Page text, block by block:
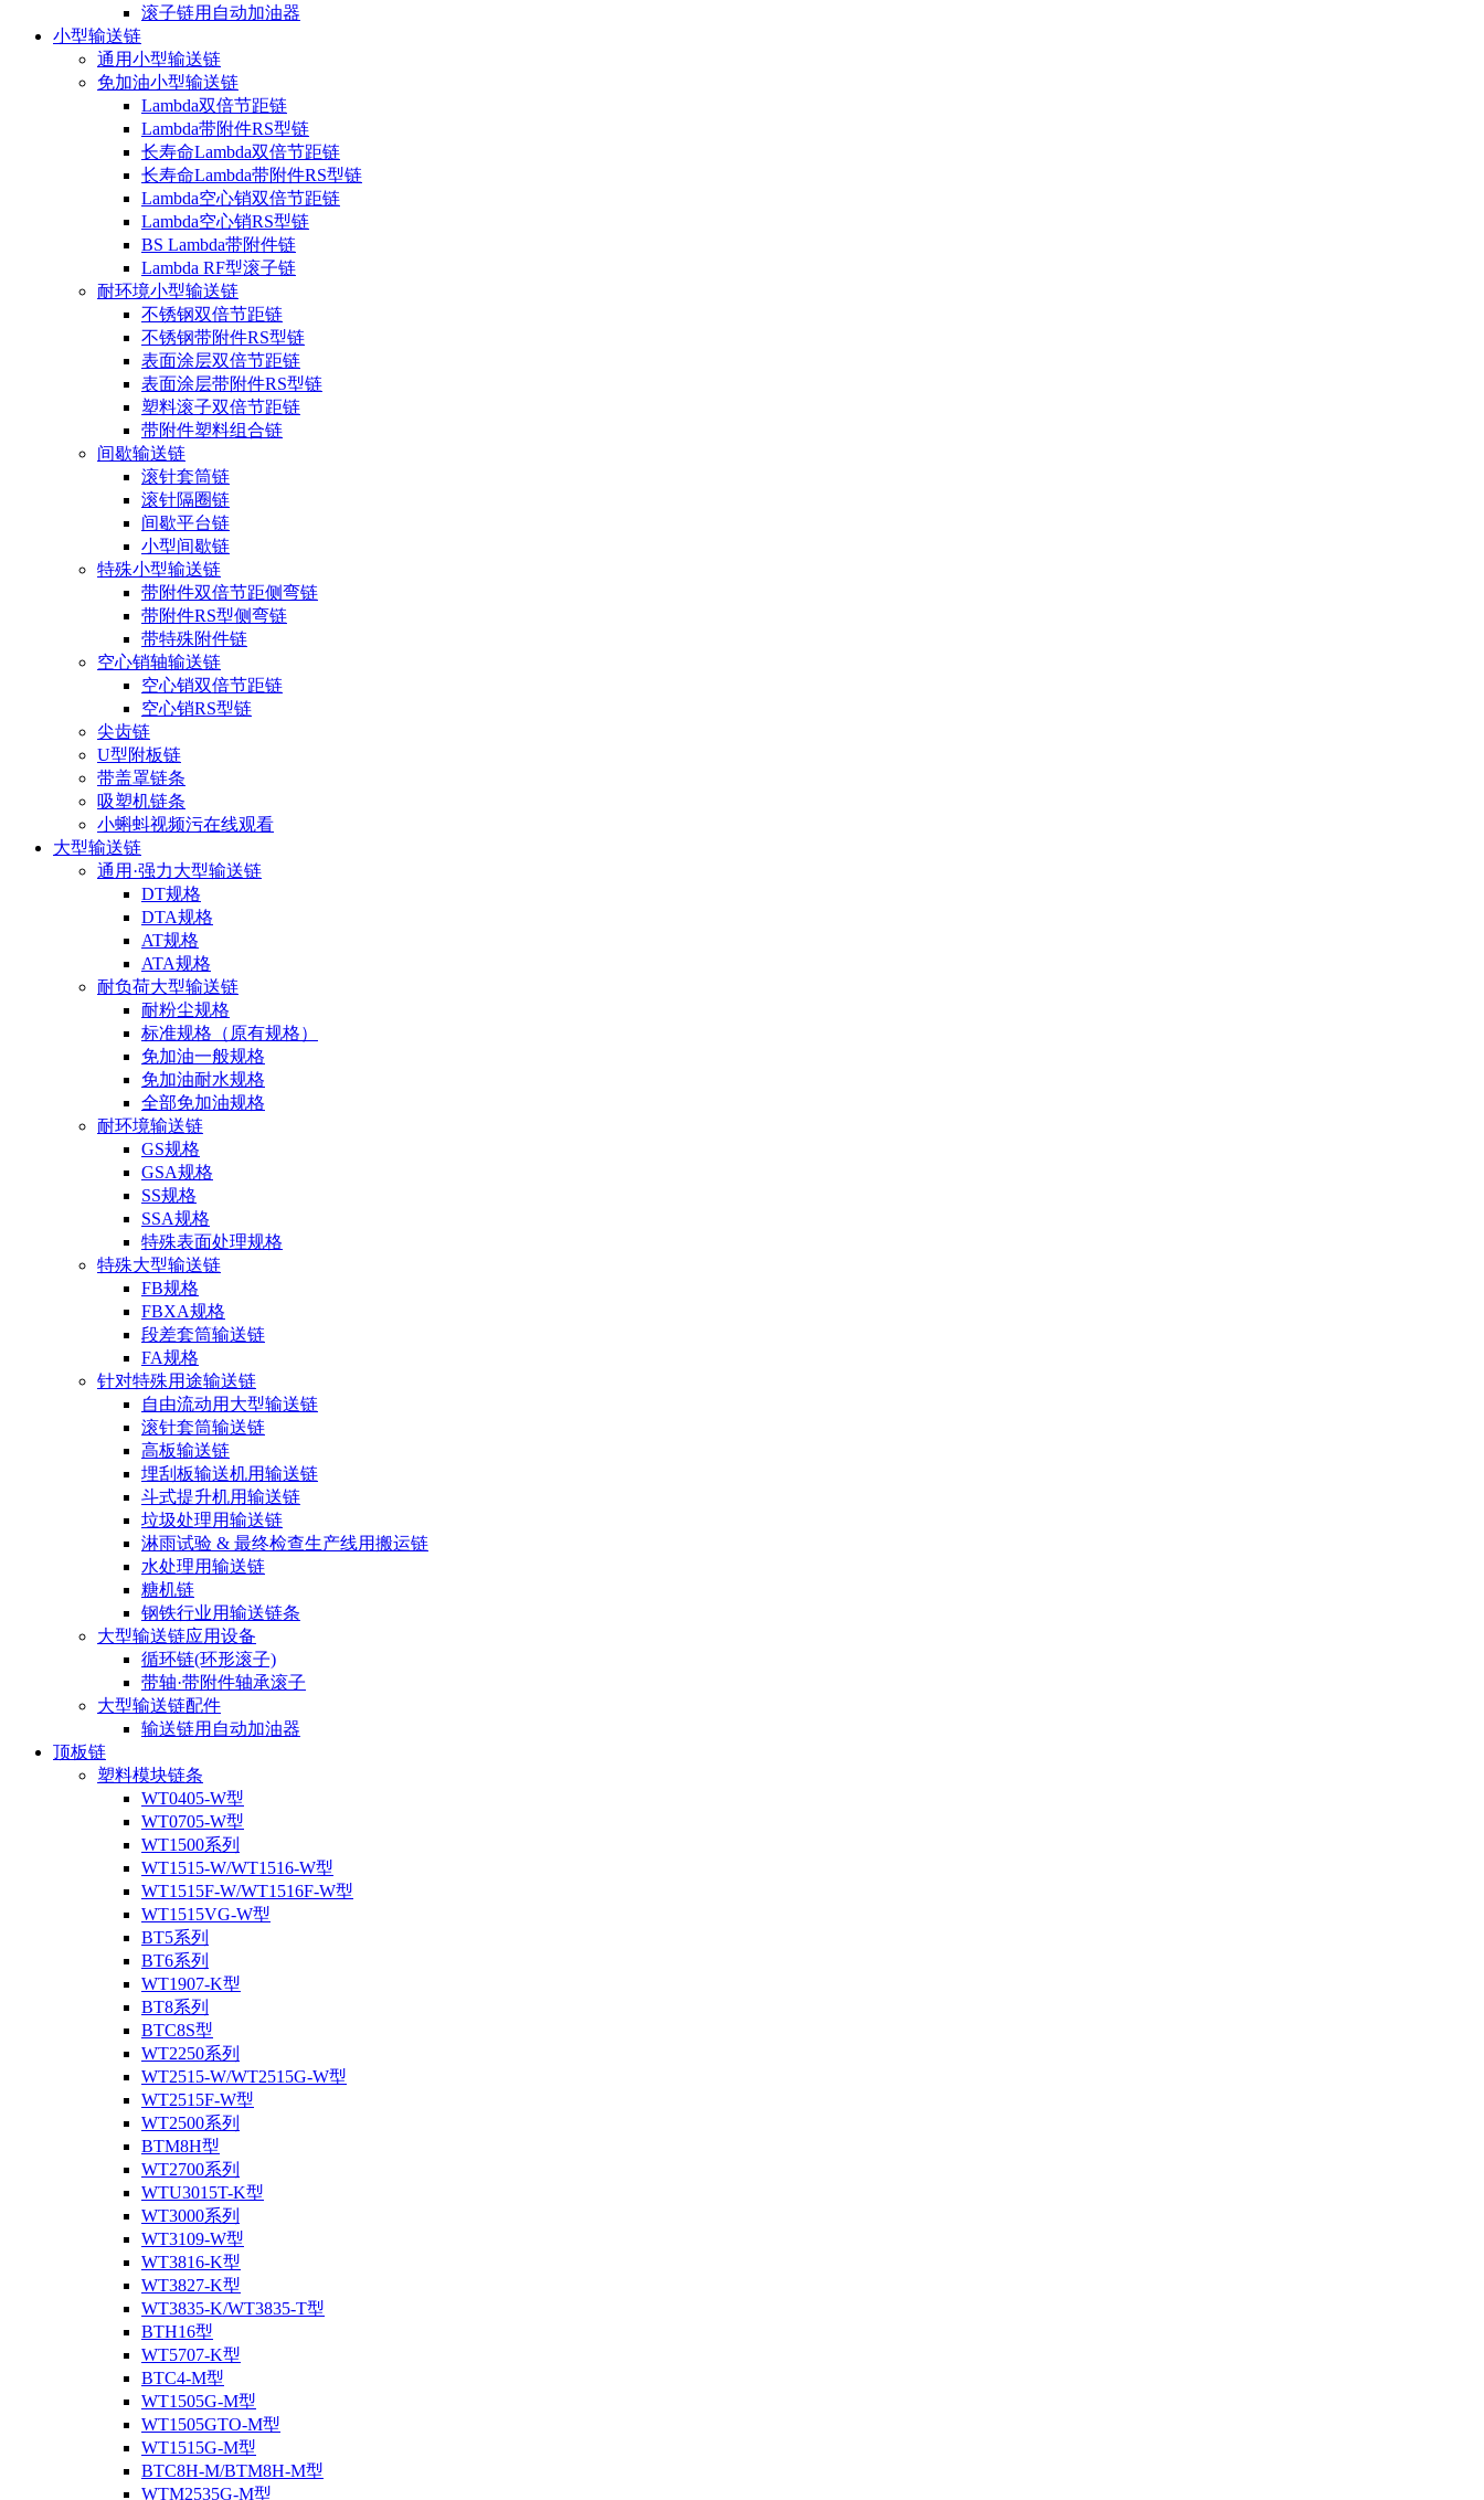
滚子链用自动加油器
小型输送链
通用小型输送链
免加油小型输送链
Lambda双倍节距链
Lambda带附件RS型链
长寿命Lambda双倍节距链
长寿命Lambda带附件RS型链
Lambda空心销双倍节距链
Lambda空心销RS型链
BS Lambda带附件链
Lambda RF型滚子链
耐环境小型输送链
不锈钢双倍节距链
不锈钢带附件RS型链
表面涂层双倍节距链
表面涂层带附件RS型链
塑料滚子双倍节距链
带附件塑料组合链
间歇输送链
滚针套筒链
滚针隔圈链
间歇平台链
小型间歇链
特殊小型输送链
带附件双倍节距侧弯链
带附件RS型侧弯链
带特殊附件链
空心销轴输送链
空心销双倍节距链
空心销RS型链
尖齿链
U型附板链
带盖罩链条
吸塑机链条
小蝌蚪视频污在线观看
大型输送链
通用·强力大型输送链
DT规格
DTA规格
AT规格
ATA规格
耐负荷大型输送链
耐粉尘规格
标准规格（原有规格）
免加油一般规格
免加油耐水规格
全部免加油规格
耐环境输送链
GS规格
GSA规格
SS规格
SSA规格
特殊表面处理规格
特殊大型输送链
FB规格
FBXA规格
段差套筒输送链
FA规格
针对特殊用途输送链
自由流动用大型输送链
滚针套筒输送链
高板输送链
埋刮板输送机用输送链
斗式提升机用输送链
垃圾处理用输送链
淋雨试验 & 最终检查生产线用搬运链
水处理用输送链
糖机链
钢铁行业用输送链条
大型输送链应用设备
循环链(环形滚子)
带轴·带附件轴承滚子
大型输送链配件
输送链用自动加油器
顶板链
塑料模块链条
WT0405-W型
WT0705-W型
WT1500系列
WT1515-W/WT1516-W型
WT1515F-W/WT1516F-W型
WT1515VG-W型
BT5系列
BT6系列
WT1907-K型
BT8系列
BTC8S型
WT2250系列
WT2515-W/WT2515G-W型
WT2515F-W型
WT2500系列
BTM8H型
WT2700系列
WTU3015T-K型
WT3000系列
WT3109-W型
WT3816-K型
WT3827-K型
WT3835-K/WT3835-T型
BTH16型
WT5707-K型
BTC4-M型
WT1505G-M型
WT1505GTO-M型
WT1515G-M型
BTC8H-M/BTM8H-M型
WTM2535G-M型